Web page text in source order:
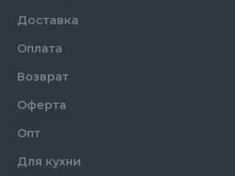
Доставка
Оплата
Возврат
Оферта
Опт
Для кухни